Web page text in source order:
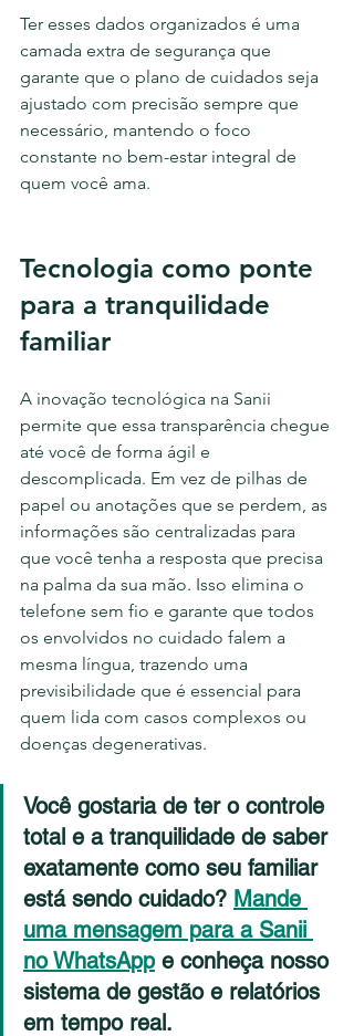
Ter esses dados organizados é uma
camada extra de segurança que
garante que o plano de cuidados seja
ajustado com precisão sempre que
necessário, mantendo o foco
constante no bem-estar integral de
quem você ama.
Tecnologia como ponte
para a tranquilidade
familiar
A inovação tecnológica na Sanii
permite que essa transparência chegue
até você de forma ágil e
descomplicada. Em vez de pilhas de
papel ou anotações que se perdem, as
informações são centralizadas para
que você tenha a resposta que precisa
na palma da sua mão. Isso elimina o
telefone sem fio e garante que todos
os envolvidos no cuidado falem a
mesma língua, trazendo uma
previsibilidade que é essencial para
quem lida com casos complexos ou
doenças degenerativas.
Você gostaria de ter o controle
total e a tranquilidade de saber
exatamente como seu familiar
está sendo cuidado? Mande
uma mensagem para a Sanii
no WhatsApp e conheça nosso
sistema de gestão e relatórios
em tempo real.